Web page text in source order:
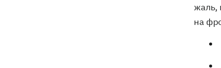
жаль,
на